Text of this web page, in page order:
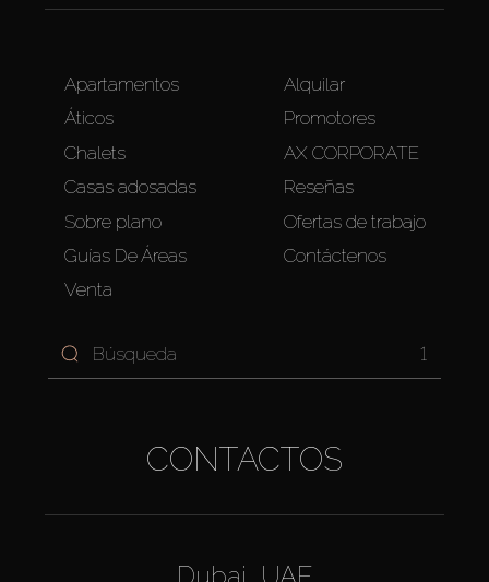
Apartamentos
Áticos
Chalets
Casas adosadas
Sobre plano
Guías De Áreas
Venta
Alquilar
Promotores
AX CORPORATE
Reseñas
Ofertas de trabajo
Contáctenos
1
CONTACTOS